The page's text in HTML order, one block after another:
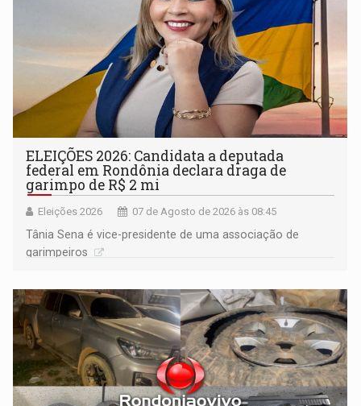
ELEIÇÕES 2026: Candidata a deputada
federal em Rondônia declara draga de
garimpo de R$ 2 mi
Eleições 2026 07 de Agosto de 2026 às 08:45
Tânia Sena é vice-presidente de uma associação de
garimpeiros